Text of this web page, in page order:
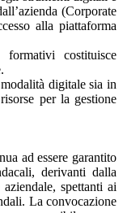
(Corporate
alla piattaforma
costituisce
digitale sia in
per la gestione
ad essere garantito
derivanti dalla
spettanti ai
La convocazione